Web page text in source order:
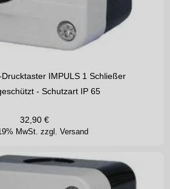
IMPULS 1 Schließer
- Schutzart IP 65
MwSt. zzgl. Versand
32,90 €